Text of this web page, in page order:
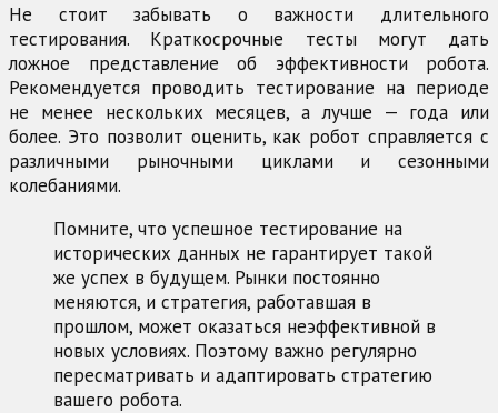
Не стоит забывать о важности длительного
тестирования. Краткосрочные тесты могут дать
ложное представление об эффективности робота.
Рекомендуется проводить тестирование на периоде
не менее нескольких месяцев, а лучше — года или
более. Это позволит оценить, как робот справляется с
различными рыночными циклами и сезонными
колебаниями.
Помните, что успешное тестирование на
исторических данных не гарантирует такой
же успех в будущем. Рынки постоянно
меняются, и стратегия, работавшая в
прошлом, может оказаться неэффективной в
новых условиях. Поэтому важно регулярно
пересматривать и адаптировать стратегию
вашего робота.